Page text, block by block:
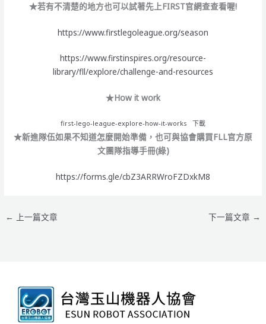
★若有不清楚的地方也可以試著先上FIRST官網查查看喔!
https://www.firstlegoleague.org/season
https://www.firstinspires.org/resource-
library/fll/explore/challenge-and-resources
★How it work
first-lego-league-explore-how-it-works 下載
★新進隊伍如果不知道怎麼開始準備，也可與協會購買FLL官方原
文團隊指導手冊(綠)
https://forms.gle/cbZ3ARRWroFZDxkM8
← 上一篇文章 下一篇文章 →